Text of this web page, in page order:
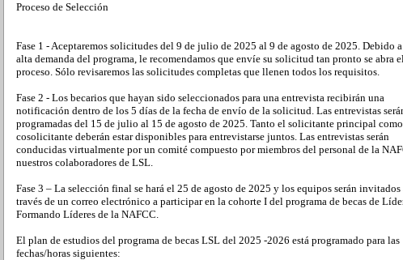
Proceso de Selección
Fase 1 - Aceptaremos solicitudes del 9 de julio de 2025 al 9 de agosto de 2025. Debido
alta demanda del programa, le recomendamos que envíe su solicitud tan pronto se abra
proceso. Sólo revisaremos las solicitudes completas que llenen todos los requisitos.
Fase 2 - Los becarios que hayan sido seleccionados para una entrevista recibirán una
notificación dentro de los 5 días de la fecha de envío de la solicitud. Las entrevistas
programadas del 15 de julio al 15 de agosto de 2025. Tanto el solicitante principal
cosolicitante deberán estar disponibles para entrevistarse juntos. Las entrevistas serán
conducidas virtualmente por un comité compuesto por miembros del personal de la
nuestros colaboradores de LSL.
Fase 3 – La selección final se hará el 25 de agosto de 2025 y los equipos serán invitados
través de un correo electrónico a participar en la cohorte I del programa de becas de
Formando Líderes de la NAFCC.
El plan de estudios del programa de becas LSL del 2025 -2026 está programado para las
fechas/horas siguientes: